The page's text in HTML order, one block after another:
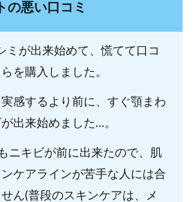
の悪い口コミ
ミが出来始めて、慌てて口コ
を購入しました。
感するより前に、すぐ顎まわ
出来始めました…。
ニキビが前に出来たので、肌
ケアラインが苦手な人には合
ん(普段のスキンケアは、メ